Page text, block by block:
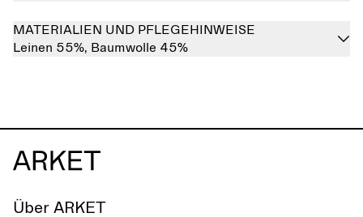
MATERIALIEN UND PFLEGEHINWEISE
Leinen 55%, Baumwolle 45%
Über ARKET